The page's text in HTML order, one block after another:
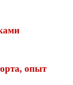
опыт